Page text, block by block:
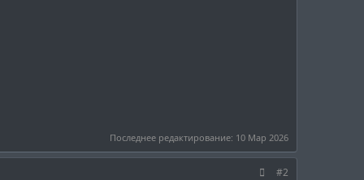
Последнее редактирование: 10 Мар 2026
#2